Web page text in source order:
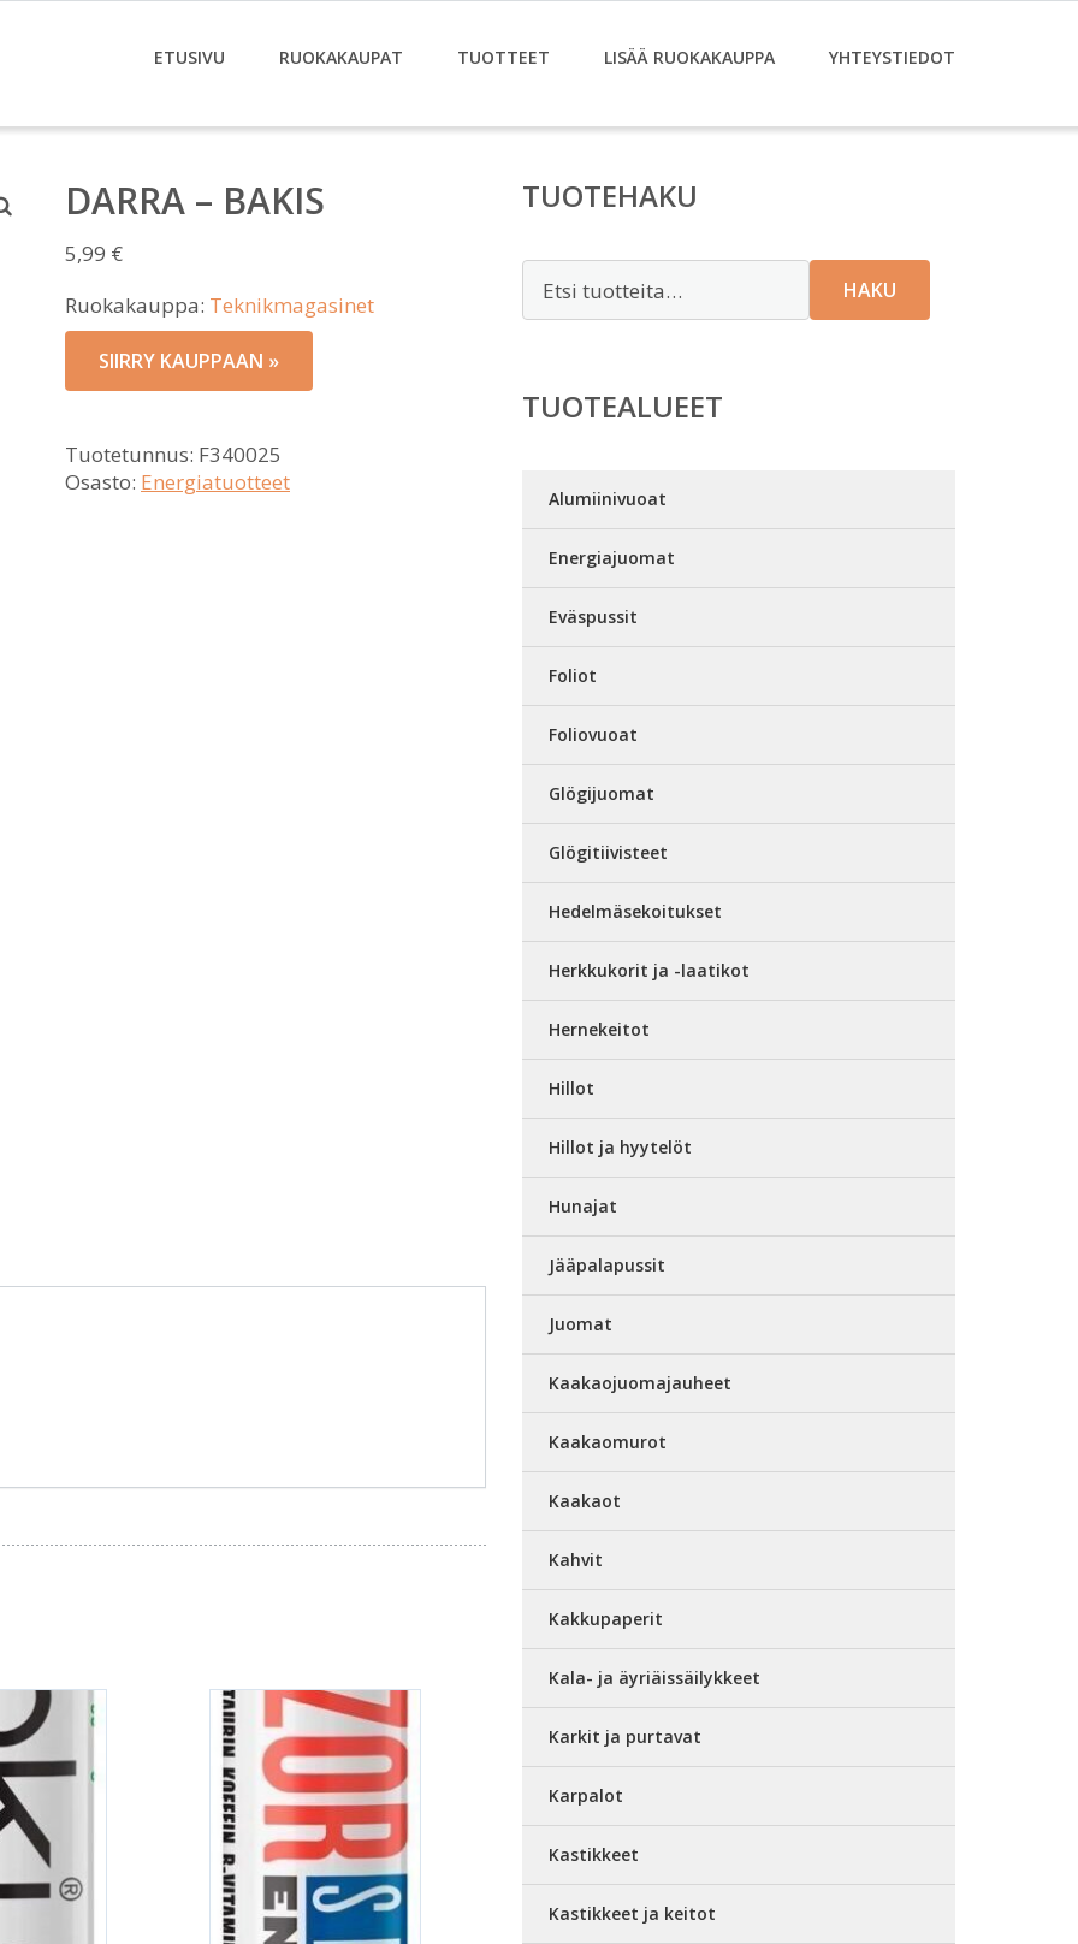
ETUSIVU RUOKAKAUPAT TUOTTEET LISÄÄ RUOKAKAUPPA YHTEYSTIEDOT
DARRA – BAKIS
5,99 €
Ruokakauppa: Teknikmagasinet
SIIRRY KAUPPAAN »
Tuotetunnus: F340025
Osasto: Energiatuotteet
TUOTEHAKU
HAKU
TUOTEALUEET
Alumiinivuoat
Energiajuomat
Eväspussit
Foliot
Foliovuoat
Glögijuomat
Glögitiivisteet
Hedelmäsekoitukset
Herkkukorit ja -laatikot
Hernekeitot
Hillot
Hillot ja hyytelöt
Hunajat
Jääpalapussit
Juomat
Kaakaojuomajauheet
Kaakaomurot
Kaakaot
Kahvit
Kakkupaperit
Kala- ja äyriäissäilykkeet
Karkit ja purtavat
Karpalot
Kastikkeet
Kastikkeet ja keitot